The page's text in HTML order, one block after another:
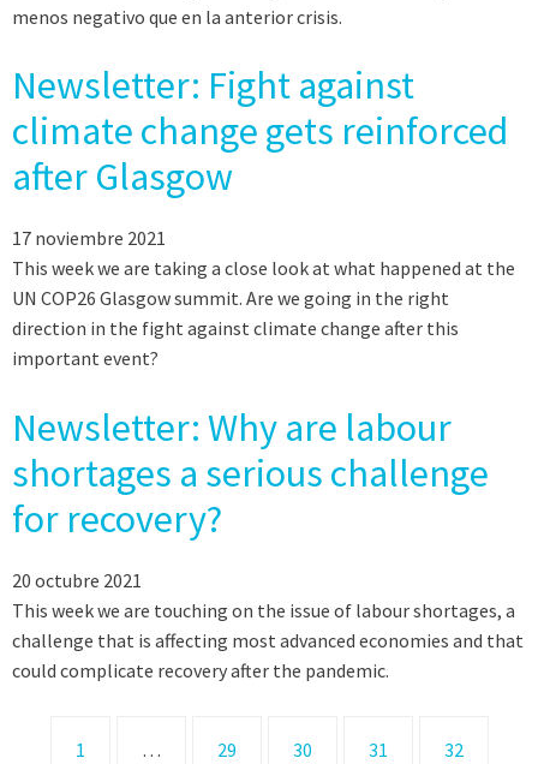
menos negativo que en la anterior crisis.
Newsletter: Fight against
climate change gets reinforced
after Glasgow
17 noviembre 2021
This week we are taking a close look at what happened at the
UN COP26 Glasgow summit. Are we going in the right
direction in the fight against climate change after this
important event?
Newsletter: Why are labour
shortages a serious challenge
for recovery?
20 octubre 2021
This week we are touching on the issue of labour shortages, a
challenge that is affecting most advanced economies and that
could complicate recovery after the pandemic.
1 … 29 30 31 32